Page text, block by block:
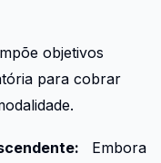
objetivos
para cobrar
Embora